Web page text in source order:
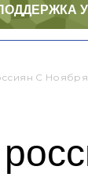
С Ноября